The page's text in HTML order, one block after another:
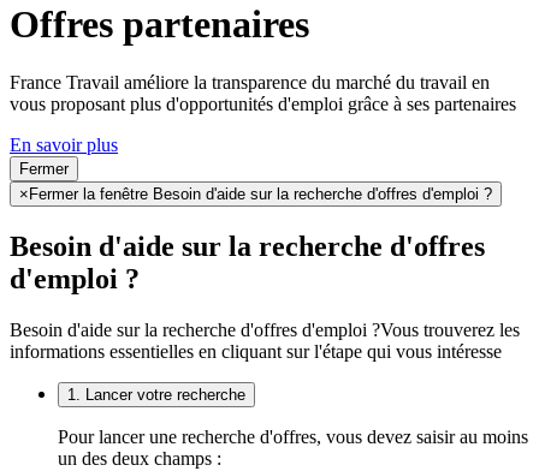
Offres partenaires
France Travail améliore la transparence du marché du travail en
vous proposant plus d'opportunités d'emploi grâce à ses partenaires
En savoir plus
Fermer
× Fermer la fenêtre Besoin d'aide sur la recherche d'offres d'emploi ?
Besoin d'aide sur la recherche d'offres
d'emploi ?
Besoin d'aide sur la recherche d'offres d'emploi ?Vous trouverez les
informations essentielles en cliquant sur l'étape qui vous intéresse
1. Lancer votre recherche
Pour lancer une recherche d'offres, vous devez saisir au moins
un des deux champs :